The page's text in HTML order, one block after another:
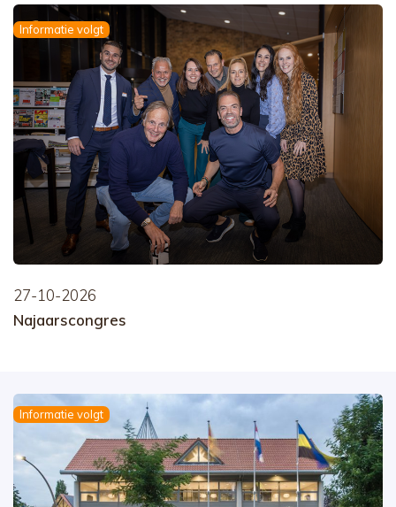
Informatie volgt
27-10-2026
Najaarscongres
Informatie volgt